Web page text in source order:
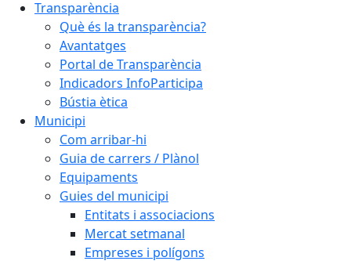
Transparència
Què és la transparència?
Avantatges
Portal de Transparència
Indicadors InfoParticipa
Bústia ètica
Municipi
Com arribar-hi
Guia de carrers / Plànol
Equipaments
Guies del municipi
Entitats i associacions
Mercat setmanal
Empreses i polígons